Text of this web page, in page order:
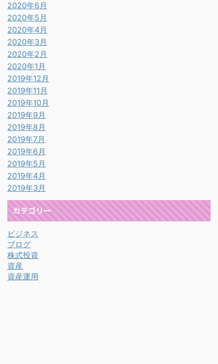
2020年6月
2020年5月
2020年4月
2020年3月
2020年2月
2020年1月
2019年12月
2019年11月
2019年10月
2019年9月
2019年8月
2019年7月
2019年6月
2019年5月
2019年4月
2019年3月
カテゴリー
ビジネス
ブログ
株式投資
資産
資産運用